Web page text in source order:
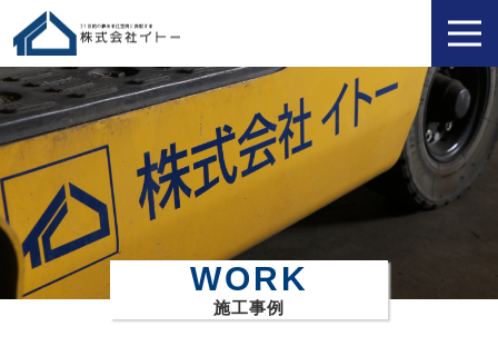
WORK
施工事例